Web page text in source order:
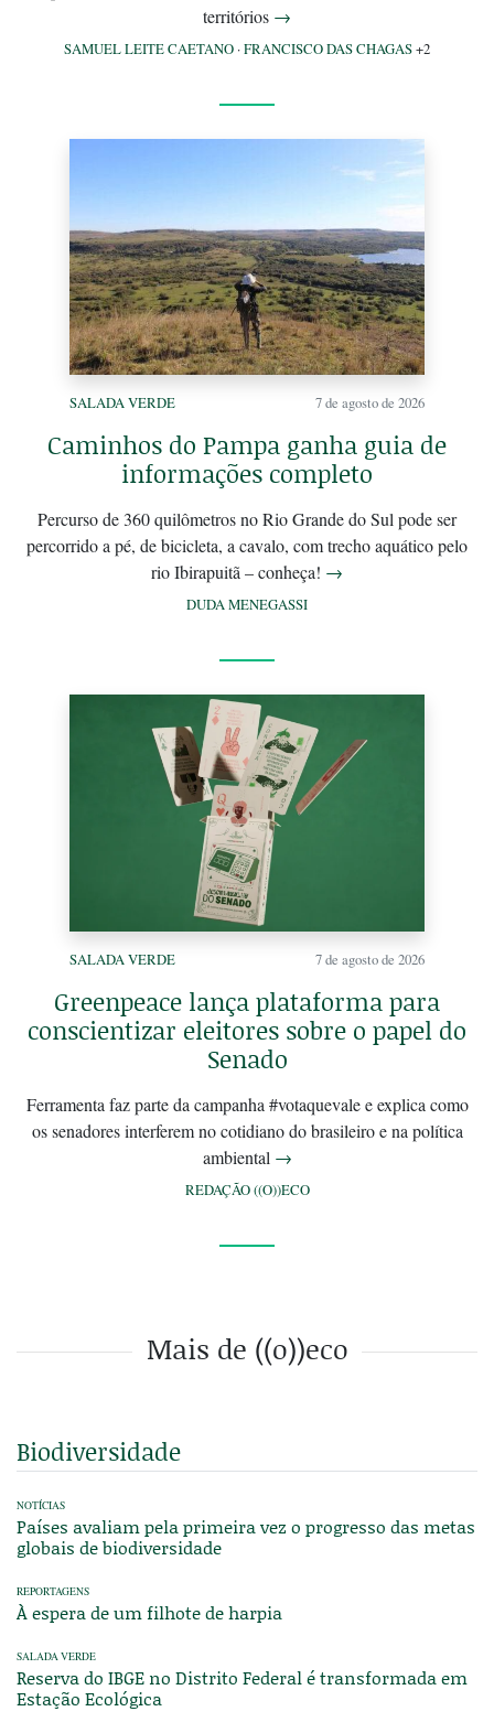
territórios →
SAMUEL LEITE CAETANO ·FRANCISCO DAS CHAGAS+2
SALADA VERDE 7 de agosto de 2026
Caminhos do Pampa ganha guia de
informações completo
Percurso de 360 quilômetros no Rio Grande do Sul pode ser
percorrido a pé, de bicicleta, a cavalo, com trecho aquático pelo
rio Ibirapuitã – conheça! →
DUDA MENEGASSI
SALADA VERDE 7 de agosto de 2026
Greenpeace lança plataforma para
conscientizar eleitores sobre o papel do
Senado
Ferramenta faz parte da campanha #votaquevale e explica como
os senadores interferem no cotidiano do brasileiro e na política
ambiental →
REDAÇÃO ((O))ECO
Mais de ((o))eco
Biodiversidade
NOTÍCIAS
Países avaliam pela primeira vez o progresso das metas
globais de biodiversidade
REPORTAGENS
À espera de um filhote de harpia
SALADA VERDE
Reserva do IBGE no Distrito Federal é transformada em
Estação Ecológica